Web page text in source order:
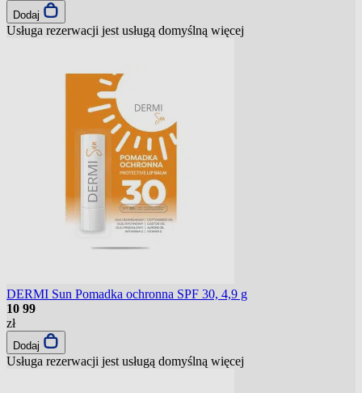
Dodaj
Usługa rezerwacji jest usługą domyślną więcej
DERMI Sun Pomadka ochronna SPF 30, 4,9 g
10 99
zł
Dodaj
Usługa rezerwacji jest usługą domyślną więcej